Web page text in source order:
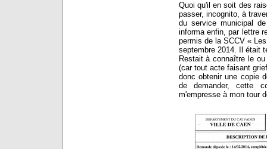
Quoi qu'il en soit des
passer, incognito, à
du service municipal
informa enfin, par lettre
permis de la SCCV «
septembre 2014. Il était
Restait à connaître le
(car tout acte faisant
donc obtenir une copie
de demander, cette
m'empresse à mon tour